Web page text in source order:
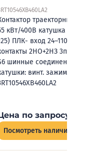
траекторный AC-
кВт/400В катушка 24В
ПЛК- вход 24–110В DC
2НО+2НЗ 3п
шинные соединения
винт. зажим
по запросу
Посмотреть наличие